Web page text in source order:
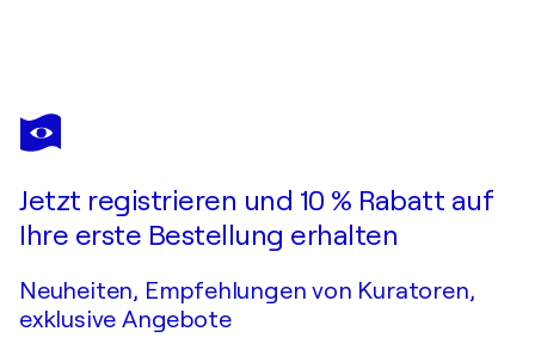
PASCAL LASSARRE
Lisière 2
Jetzt registrieren und 10 % Rabatt auf
Ihre erste Bestellung erhalten
Neuheiten, Empfehlungen von Kuratoren,
exklusive Angebote